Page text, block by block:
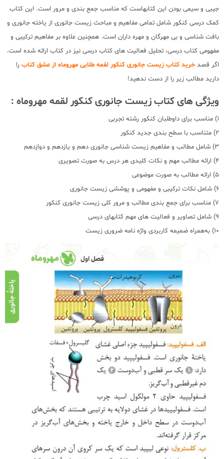
جیبی و سیمی بودن این کتابهاست که مناسب جمع بندی و مرور است. این کتاب
کمک درسی کنکور شامل تمامی مفاهیم و مباحث زیست جانوری از یاخته جانوری و
بافت شناسی و بی مهرگان و مهره داران است. همچنین علاوه بر مفاهیم ترکیبی و
مفهومی کتاب درسی، تحلیل فعالیت های کتاب درسی نیز در کتاب ارائه شده است.
اگر قصد خرید کتاب زیست جانوری کنکور لقمه طلایی مهروماه از عشق کتاب را
دارید مطالب زیر را از دست ندهید!
ویژگی های کتاب زیست جانوری کنکور لقمه مهروماه :
1) مناسب برای داوطلبان کنکور رشته تجربی
2) متناسب با سطح بندی جدید کنکور
3) شامل مطالب و مفاهیم زیست شناسی جانوری دهم و یازدهم و دوازدهم
4) ارائه مطالب مهم و نکات کلیدی هر درس به صورت تصویری
5) ارائه مطالب به صورت موضوعی
6) شامل نکات ترکیبی و مفهومی و پوششی زیست جانوری
7) مناسب برای جمع بندی مطالب و مرور کلی زیست جانوری کنکور
9) شامل تصاویر و فعالیت های مهم کتابهای درسی
10) به‌همراه ضمیمه کاربردی واژه نامه ضروری زیست